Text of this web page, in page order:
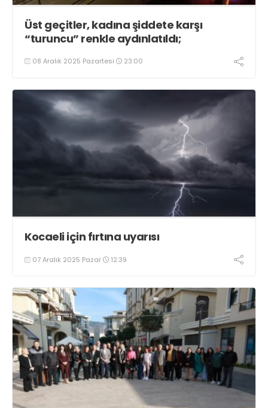
Üst geçitler, kadına şiddete karşı
“turuncu” renkle aydınlatıldı;
08 Aralık 2025 Pazartesi 23:00
Kocaeli için fırtına uyarısı
07 Aralık 2025 Pazar 12:39